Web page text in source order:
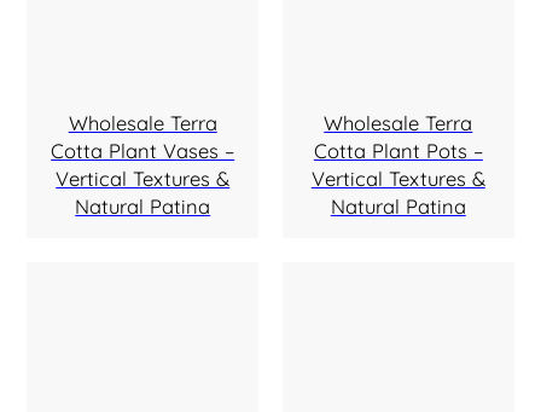
Wholesale Terra
Cotta Plant Vases –
Vertical Textures &
Natural Patina
Wholesale Terra
Cotta Plant Pots –
Vertical Textures &
Natural Patina